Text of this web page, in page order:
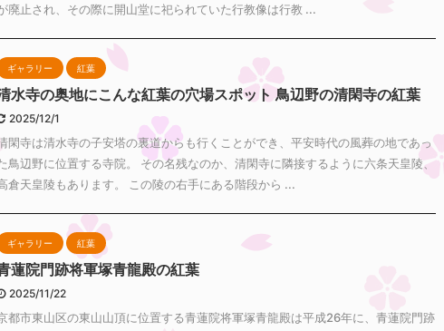
廃止され、その際に開山堂に祀られていた行教像は行教 ...
ギャラリー 紅葉
水寺の奥地にこんな紅葉の穴場スポット 鳥辺野の清閑寺の紅葉
2025/12/1
閑寺は清水寺の子安塔の裏道からも行くことができ、平安時代の風葬の地であっ
鳥辺野に位置する寺院。 その名残なのか、清閑寺に隣接するように六条天皇陵、
倉天皇陵もあります。 この陵の右手にある階段から ...
ギャラリー 紅葉
蓮院門跡将軍塚青龍殿の紅葉
2025/11/22
都市東山区の東山山頂に位置する青蓮院将軍塚青龍殿は平成26年に、青蓮院門跡